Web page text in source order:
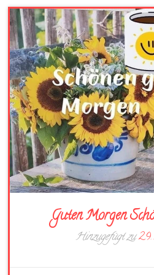
Guten Morgen
Hinzugefügt zu